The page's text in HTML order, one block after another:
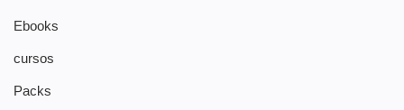
Ebooks
cursos
Packs